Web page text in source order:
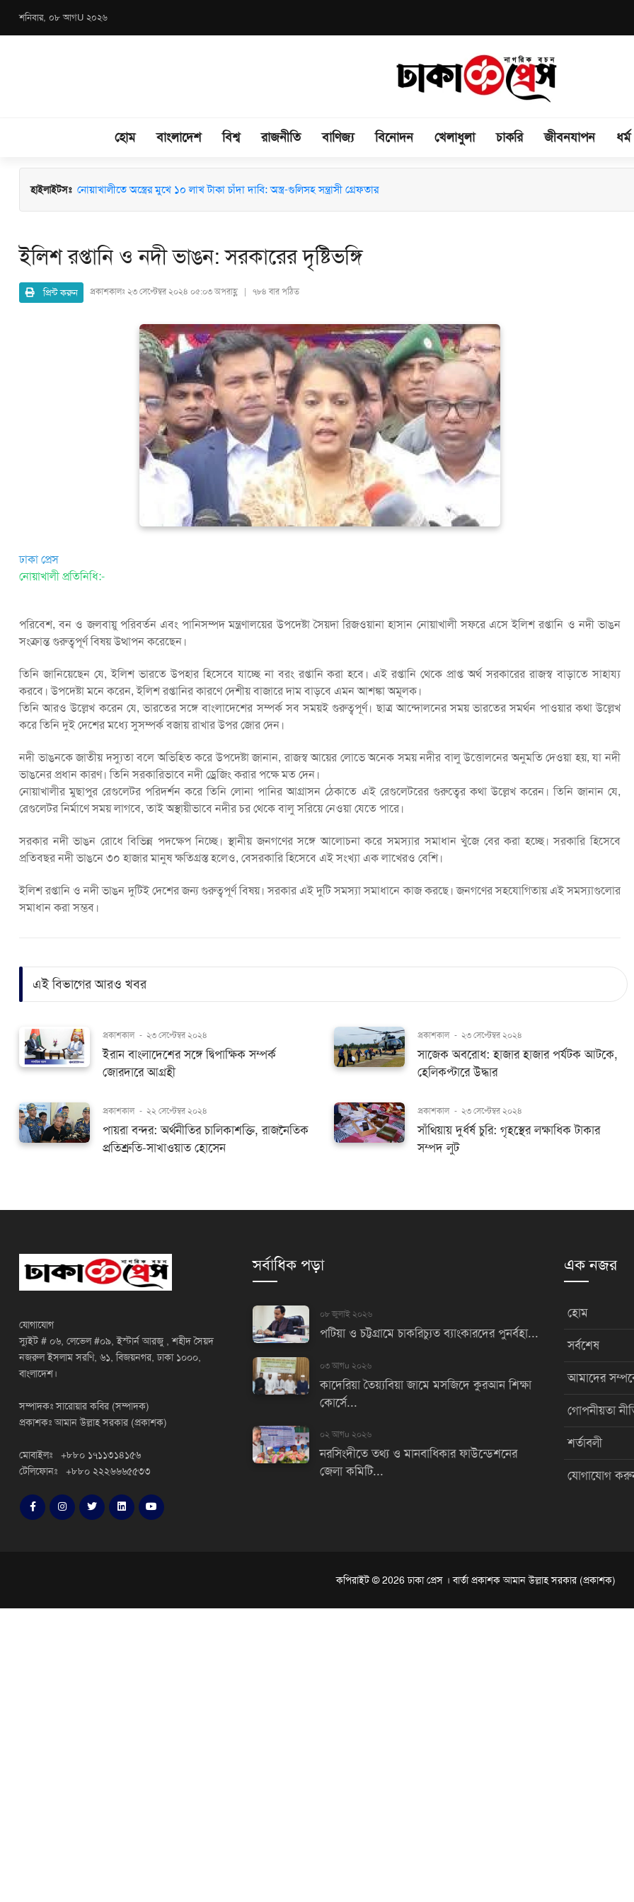
শনিবার, ০৮ আগU ২০২৬
হোম বাংলাদেশ বিশ্ব রাজনীতি বাণিজ্য বিনোদন খেলাধুলা চাকরি জীবনযাপন ধর্ম
হাইলাইটসঃ মাধবপুরে জশনে জুলুস ও ঈদে মিলাদুন্নবী (সা.) উদযাপনে মতবিনিময় সভা অনুষ্ঠিত
ইলিশ রপ্তানি ও নদী ভাঙন: সরকারের দৃষ্টিভঙ্গি
প্রিন্ট করুন প্রকাশকালঃ ২৩ সেপ্টেম্বর ২০২৪ ০৫:০৩ অপরাহ্ণ | ৭৮৪ বার পঠিত
ঢাকা প্রেস
নোয়াখালী প্রতিনিধি:-
পরিবেশ, বন ও জলবায়ু পরিবর্তন এবং পানিসম্পদ মন্ত্রণালয়ের উপদেষ্টা সৈয়দা রিজওয়ানা হাসান নোয়াখালী সফরে এসে ইলিশ রপ্তানি ও নদী ভাঙন
সংক্রান্ত গুরুত্বপূর্ণ বিষয় উত্থাপন করেছেন।
তিনি জানিয়েছেন যে, ইলিশ ভারতে উপহার হিসেবে যাচ্ছে না বরং রপ্তানি করা হবে। এই রপ্তানি থেকে প্রাপ্ত অর্থ সরকারের রাজস্ব বাড়াতে সাহায্য
করবে। উপদেষ্টা মনে করেন, ইলিশ রপ্তানির কারণে দেশীয় বাজারে দাম বাড়বে এমন আশঙ্কা অমূলক।
তিনি আরও উল্লেখ করেন যে, ভারতের সঙ্গে বাংলাদেশের সম্পর্ক সব সময়ই গুরুত্বপূর্ণ। ছাত্র আন্দোলনের সময় ভারতের সমর্থন পাওয়ার কথা উল্লেখ
করে তিনি দুই দেশের মধ্যে সুসম্পর্ক বজায় রাখার উপর জোর দেন।
নদী ভাঙনকে জাতীয় দস্যুতা বলে অভিহিত করে উপদেষ্টা জানান, রাজস্ব আয়ের লোভে অনেক সময় নদীর বালু উত্তোলনের অনুমতি দেওয়া হয়, যা নদী
ভাঙনের প্রধান কারণ। তিনি সরকারিভাবে নদী ড্রেজিং করার পক্ষে মত দেন।
নোয়াখালীর মুছাপুর রেগুলেটর পরিদর্শন করে তিনি লোনা পানির আগ্রাসন ঠেকাতে এই রেগুলেটরের গুরুত্বের কথা উল্লেখ করেন। তিনি জানান যে,
রেগুলেটর নির্মাণে সময় লাগবে, তাই অস্থায়ীভাবে নদীর চর থেকে বালু সরিয়ে নেওয়া যেতে পারে।
সরকার নদী ভাঙন রোধে বিভিন্ন পদক্ষেপ নিচ্ছে। স্থানীয় জনগণের সঙ্গে আলোচনা করে সমস্যার সমাধান খুঁজে বের করা হচ্ছে। সরকারি হিসেবে
প্রতিবছর নদী ভাঙনে ৩০ হাজার মানুষ ক্ষতিগ্রস্ত হলেও, বেসরকারি হিসেবে এই সংখ্যা এক লাখেরও বেশি।
ইলিশ রপ্তানি ও নদী ভাঙন দুটিই দেশের জন্য গুরুত্বপূর্ণ বিষয়। সরকার এই দুটি সমস্যা সমাধানে কাজ করছে। জনগণের সহযোগিতায় এই সমস্যাগুলোর
সমাধান করা সম্ভব।
এই বিভাগের আরও খবর
প্রকাশকাল - ২৩ সেপ্টেম্বর ২০২৪
ইরান বাংলাদেশের সঙ্গে দ্বিপাক্ষিক সম্পর্ক
জোরদারে আগ্রহী
প্রকাশকাল - ২৩ সেপ্টেম্বর ২০২৪
সাজেক অবরোধ: হাজার হাজার পর্যটক আটকে,
হেলিকপ্টারে উদ্ধার
প্রকাশকাল - ২২ সেপ্টেম্বর ২০২৪
পায়রা বন্দর: অর্থনীতির চালিকাশক্তি, রাজনৈতিক
প্রতিশ্রুতি-সাখাওয়াত হোসেন
প্রকাশকাল - ২৩ সেপ্টেম্বর ২০২৪
সাঁথিয়ায় দুর্ধর্ষ চুরি: গৃহস্থের লক্ষাধিক টাকার
সম্পদ লুট
যোগাযোগ
স্যুইট # ০৬, লেভেল #০৯, ইস্টার্ন আরজু , শহীদ সৈয়দ
নজরুল ইসলাম সরণি, ৬১, বিজয়নগর, ঢাকা ১০০০,
বাংলাদেশ।
সম্পাদকঃ সারোয়ার কবির (সম্পাদক)
প্রকাশকঃ আমান উল্লাহ সরকার (প্রকাশক)
মোবাইলঃ +৮৮০ ১৭১১৩১৪১৫৬
টেলিফোনঃ +৮৮০ ২২২৬৬৬৫৫৩৩
সর্বাধিক পড়া
০৮ জুলাই ২০২৬
পটিয়া ও চট্টগ্রামে চাকরিচ্যুত ব্যাংকারদের পুনর্বহা...
০৩ আগu ২০২৬
কাদেরিয়া তৈয়্যবিয়া জামে মসজিদে কুরআন শিক্ষা
কোর্সে...
০২ আগu ২০২৬
নরসিংদীতে তথ্য ও মানবাধিকার ফাউন্ডেশনের
জেলা কমিটি...
এক নজর
হোম
সর্বশেষ
আমাদের
গোপনীয়তা
শর্তাবলী
যোগাযোগ
কপিরাইট © 2026 ঢাকা প্রেস । বার্তা প্রকাশক আমান উল্লাহ সরকার (প্রকাশক)